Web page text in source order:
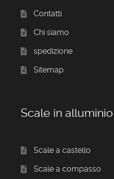
Contatti
Chi siamo
spedizione
Sitemap
Scale in alluminio
Scale a castello
Scale a compasso